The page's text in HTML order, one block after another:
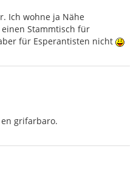
Ich wohne ja Nähe
Stammtisch für
für Esperantisten nicht
grifarbaro.